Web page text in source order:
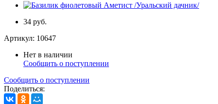
34 руб.
Артикул: 10647
Нет в наличии
Сообщить о поступлении
Сообщить о поступлении
Поделиться: